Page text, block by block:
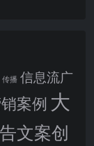
传播 信息流广
案例 大
文案创